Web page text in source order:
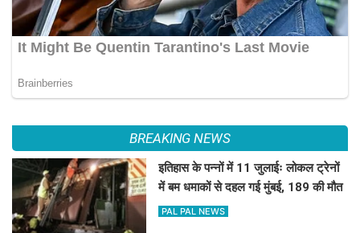
BREAKING NEWS
इतिहास के पन्नों में 11 जुलाईः लोकल ट्रेनों
में बम धमाकों से दहल गई मुंबई, 189 की मौत
PAL PAL NEWS